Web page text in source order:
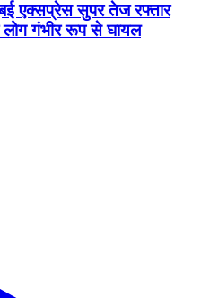
एक्सप्रेस सुपर तेज रफ्तार
लोग गंभीर रूप से घायल